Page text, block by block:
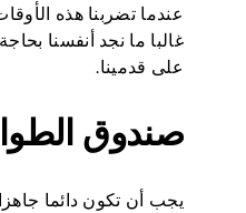
عندما تضربنا هذه
غالبا ما نجد أنفسنا
على قدمينا.
صندوق
يجب أن تكون دائما